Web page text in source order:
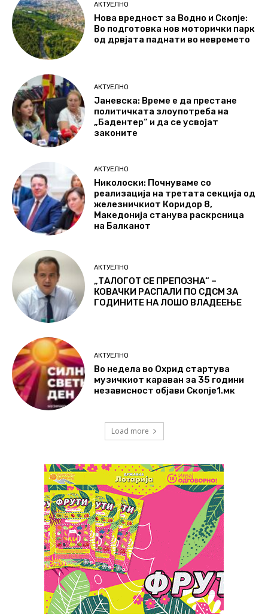
АКТУЕЛНО
Нова вредност за Водно и Скопје:
Во подготовка нов моторички парк
од дрвјата паднати во невремето
АКТУЕЛНО
Јаневска: Време е да престане
политичката злоупотреба на
„Бадентер“ и да се усвојат
законите
АКТУЕЛНО
Николоски: Почнуваме со
реализација на третата секција од
железничкиот Коридор 8,
Македонија станува раскрсница
на Балканот
АКТУЕЛНО
„ТАЛОГОТ СЕ ПРЕПОЗНА“ –
КОВАЧКИ РАСПАЛИ ПО СДСМ ЗА
ГОДИНИТЕ НА ЛОШО ВЛАДЕЕЊЕ
АКТУЕЛНО
Во недела во Охрид стартува
музичкиот караван за 35 години
независност објави Скопје1.мк
Load more